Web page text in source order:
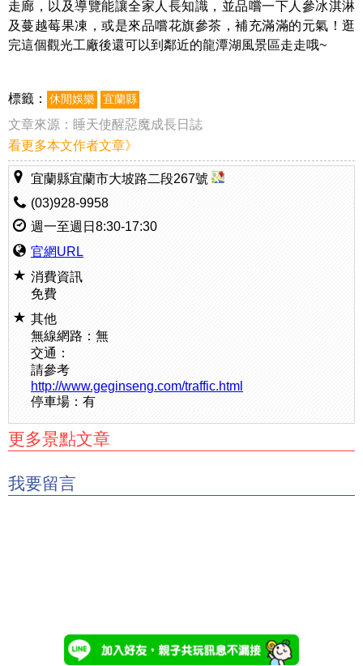
走廊，以及導覽能讓全家人長知識，並品嚐一下人參冰淇淋
及蔓越莓果凍，或是來品嚐花旗參茶，補充滿滿的元氣！逛
完這個觀光工廠後還可以到鄰近的龍潭湖風景區走走哦~
標籤： 休閒娛樂 宜蘭縣
文章來源： 睡天使醒惡魔成長日誌
看更多本文作者文章》
宜蘭縣宜蘭市大坡路二段267號
(03)928-9958
週一至週日8:30-17:30
官網URL
消費資訊
免費
其他
無線網路：無
交通：
請參考
http://www.geginseng.com/traffic.html
停車場：有
更多景點文章
我要留言